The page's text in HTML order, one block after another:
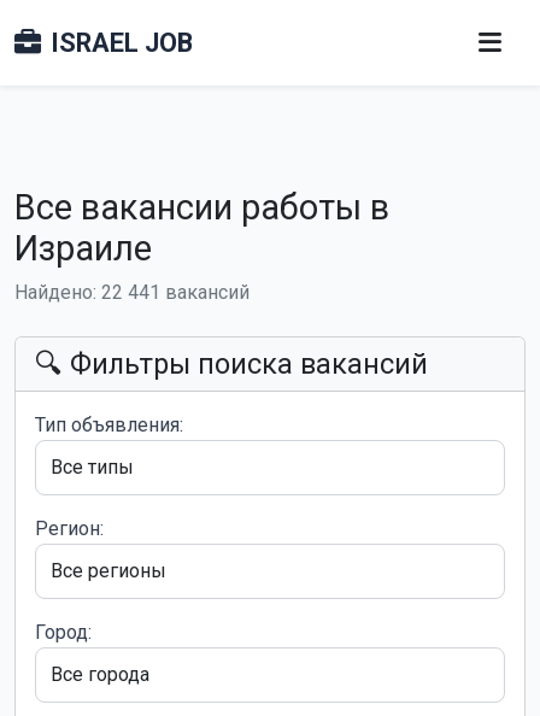
ISRAEL JOB
Все вакансии работы в
Израиле
Найдено: 22 441 вакансий
🔍 Фильтры поиска вакансий
Тип объявления:
Регион:
Город: